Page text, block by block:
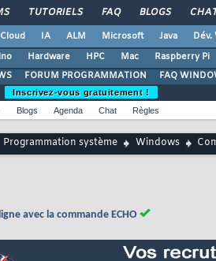
TUTORIELS FAQ BLOGS
Cloud IA ALM Microsoft Java Dév.
Hardware HPC Mac Raspberry Pi
FORUM PROGRAMMATION FAQ
Inscrivez-vous gratuitement !
Blogs Agenda Chat Règles
Programmation système Windows
avec la commande ECHO